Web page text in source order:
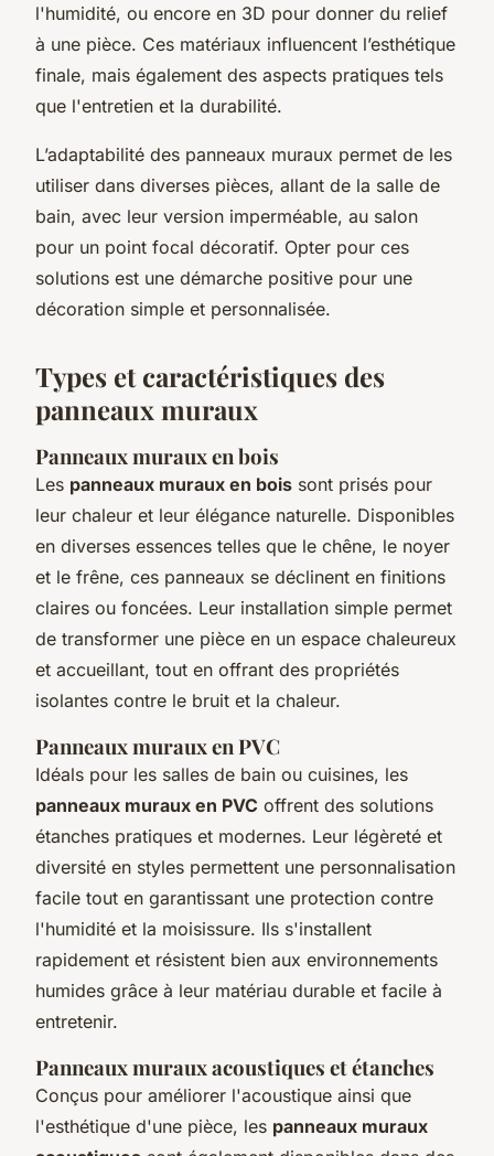
l'humidité, ou encore en 3D pour donner du relief
à une pièce. Ces matériaux influencent l’esthétique
finale, mais également des aspects pratiques tels
que l'entretien et la durabilité.
L’adaptabilité des panneaux muraux permet de les
utiliser dans diverses pièces, allant de la salle de
bain, avec leur version imperméable, au salon
pour un point focal décoratif. Opter pour ces
solutions est une démarche positive pour une
décoration simple et personnalisée.
Types et caractéristiques des
panneaux muraux
Panneaux muraux en bois
Les panneaux muraux en bois sont prisés pour
leur chaleur et leur élégance naturelle. Disponibles
en diverses essences telles que le chêne, le noyer
et le frêne, ces panneaux se déclinent en finitions
claires ou foncées. Leur installation simple permet
de transformer une pièce en un espace chaleureux
et accueillant, tout en offrant des propriétés
isolantes contre le bruit et la chaleur.
Panneaux muraux en PVC
Idéals pour les salles de bain ou cuisines, les
panneaux muraux en PVC offrent des solutions
étanches pratiques et modernes. Leur légèreté et
diversité en styles permettent une personnalisation
facile tout en garantissant une protection contre
l'humidité et la moisissure. Ils s'installent
rapidement et résistent bien aux environnements
humides grâce à leur matériau durable et facile à
entretenir.
Panneaux muraux acoustiques et étanches
Conçus pour améliorer l'acoustique ainsi que
l'esthétique d'une pièce, les panneaux muraux